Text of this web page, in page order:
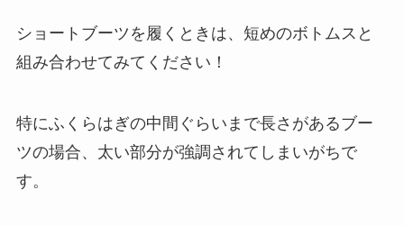
ショートブーツを履くときは、短めのボトムスと
組み合わせてみてください！
特にふくらはぎの中間ぐらいまで長さがあるブー
ツの場合、太い部分が強調されてしまいがちで
す。